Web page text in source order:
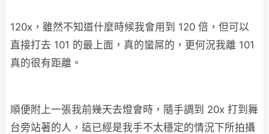
120x，雖然不知道什麼時候我會用到 120 倍，但可以
直接打去 101 的最上面，真的蠻屌的，更何況我離 101
真的很有距離。
順便附上一張我前幾天去燈會時，隨手調到 20x 打到舞
台旁站著的人，這已經是我手不太穩定的情況下所拍攝